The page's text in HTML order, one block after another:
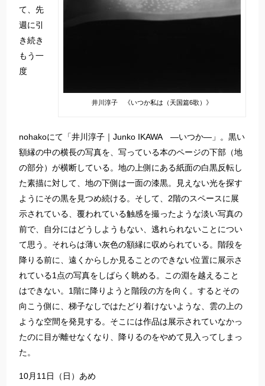
井川淳子 《いつか私は（天国篇6歌）》
て、先
週に引
き続き
もう一
度
nohakoにて「井川淳子｜Junko IKAWA —いつか—」。黒い
額縁の中の横長の写真を、写っている本のページの下部（地
の部分）が横断している。地の上側にある紙面の白黒反転し
た素描に対して、地の下側は一面の漆黒。見えない光を探す
ようにその黒を見つめ続ける。そして、2階のスペースに展
示されている、覆われている触感を撮ったような淡い写真の
前で、自分にはどうしようもない、逃れられないことについ
て思う。それらは薄い灰色の額縁に収められている。階段を
降りる前に、遠くからしか見ることのできない位置に展示さ
れている1点の写真をしばらく眺める。この淵を越えること
はできない。1階に降りようと階段の方を向く。するとその
向こう側に、梯子なしではたどり着けないような、雲の上の
ような空間を発見する。そこには作品は展示されていなかっ
たのに目が離せなくなり、降りるのをやめて見入ってしまっ
た。
10月11日（日）あめ